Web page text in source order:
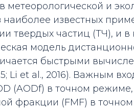
метеорологической и
наиболее известных
твердых частиц (ТЧ), и в
модель
быстрыми
Li et al., 2016). Важным
(AODf) в точном
фракции (FMF) в